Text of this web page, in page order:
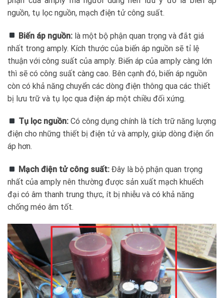
nguồn, tụ lọc nguồn, mạch điện tử công suất.
Biến áp nguồn: là một bộ phận quan trọng và đắt giá
nhất trong amply. Kích thước của biến áp nguồn sẽ tỉ lệ
thuận với công suất của amply. Biến áp của amply càng lớn
thì sẽ có công suất càng cao. Bên cạnh đó, biến áp nguồn
còn có khả năng chuyển các dòng điện thông qua các thiết
bị lưu trữ và tụ lọc qua điện áp một chiều đối xứng.
Tụ lọc nguồn: Có công dụng chính là tích trữ năng lượng
điện cho những thiết bị điện tử và amply, giúp dòng điện ổn
áp hơn.
Mạch điện tử công suất:Đây là bộ phận quan trọng
nhất của amply nên thường được sản xuất mạch khuếch
đại có âm thanh trung thực, ít bị nhiễu và có khả năng
chống méo âm tốt.